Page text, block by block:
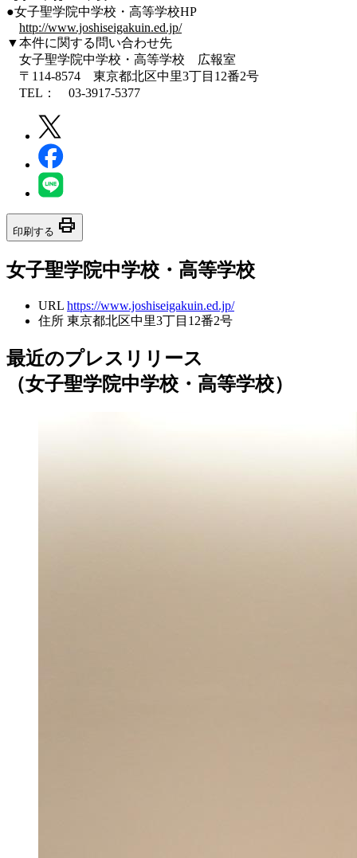
●女子聖学院中学校・高等学校HP
http://www.joshiseigakuin.ed.jp/
▼本件に関する問い合わせ先
女子聖学院中学校・高等学校 広報室
〒114-8574 東京都北区中里3丁目12番2号
TEL： 03-3917-5377
印刷する print
女子聖学院中学校・高等学校
URL https://www.joshiseigakuin.ed.jp/
住所 東京都北区中里3丁目12番2号
最近のプレスリリース
（女子聖学院中学校・高等学校）